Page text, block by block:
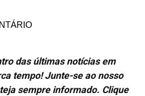
das últimas notícias em
tempo! Junte-se ao nosso
sempre informado. Clique